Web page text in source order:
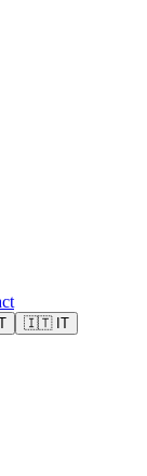
🇮🇹 IT